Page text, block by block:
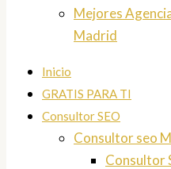
Mejores
Madrid
Inicio
GRATIS PARA TI
Consultor SEO
Consultor seo
Consultor